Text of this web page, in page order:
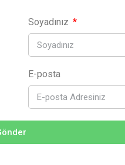
Soyadınız
E-posta